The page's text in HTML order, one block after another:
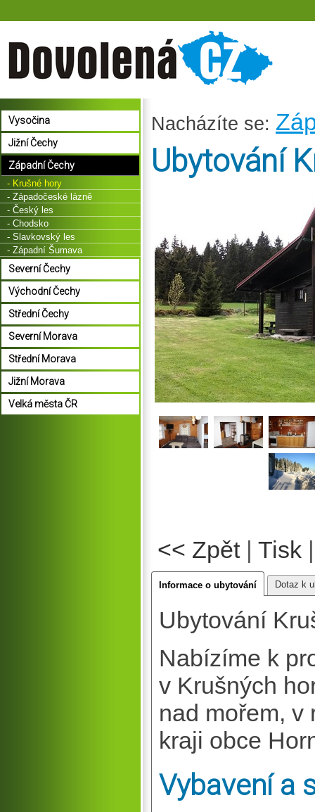
Nacházíte se:
Ubytování
<< Zpět| Tisk
Informace o ubytování Dotaz k
Ubytování
Nabízíme k
v Krušných
nad mořem, v
kraji obce
Vybavení a
Vysočina
Jižní Čechy
Západní Čechy
- Krušné hory
- Západočeské lázně
- Český les
- Chodsko
- Slavkovský les
- Západní Šumava
Severní Čechy
Východní Čechy
Střední Čechy
Severní Morava
Střední Morava
Jižní Morava
Velká města ČR